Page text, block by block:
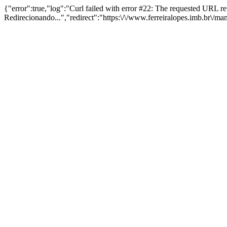
{"error":true,"log":"Curl failed with error #22: The requested URL
Redirecionando...","redirect":"https:\/\/www.ferreiralopes.imb.br\/